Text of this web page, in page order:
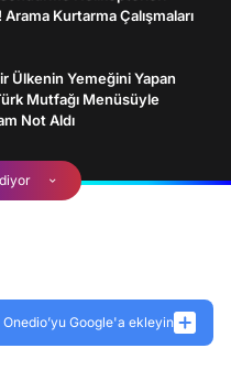
Arama Kurtarma Çalışmaları
Ülkenin Yemeğini Yapan
Mutfağı Menüsüyle
Not Aldı
Onedio’yu Google'a ekleyin